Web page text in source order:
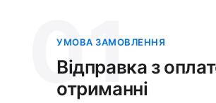
01
УМОВА ЗАМОВЛЕННЯ
Відправка з
отриманні